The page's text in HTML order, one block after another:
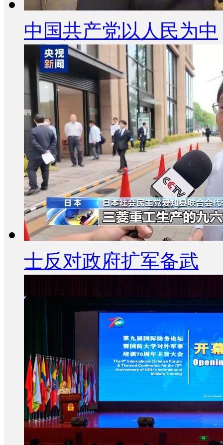
中国共产党以人民为中
士反对政府扩军备武